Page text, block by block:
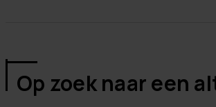
Op zoek naar een